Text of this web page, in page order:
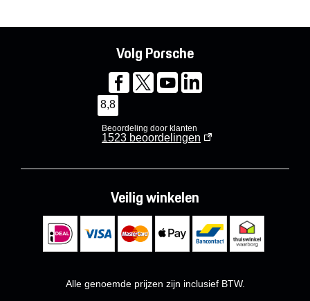
Volg Porsche
8,8
Beoordeling door klanten
1523 beoordelingen
Veilig winkelen
Alle genoemde prijzen zijn inclusief BTW.